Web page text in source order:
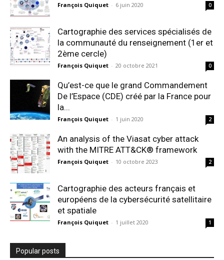
François Quiquet - 6 juin 2020 0
Cartographie des services spécialisés de
la communauté du renseignement (1er et
2ème cercle)
François Quiquet - 20 octobre 2021 0
Qu’est-ce que le grand Commandement
De l’Espace (CDE) créé par la France pour
la...
François Quiquet - 1 juin 2020 2
An analysis of the Viasat cyber attack
with the MITRE ATT&CK® framework
François Quiquet - 10 octobre 2023 2
Cartographie des acteurs français et
européens de la cybersécurité satellitaire
et spatiale
François Quiquet - 1 juillet 2020 1
Popular posts